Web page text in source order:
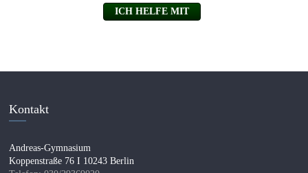
Kontakt
Andreas-Gymnasium
Koppenstraße 76 I 10243 Berlin